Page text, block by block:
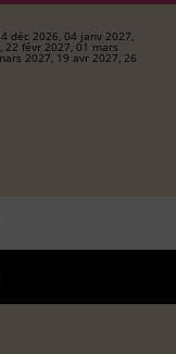
déc 2026, 04 janv 2027,
22 févr 2027, 01 mars
2027, 19 avr 2027, 26